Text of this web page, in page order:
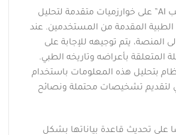
تعتمد منصة “طبيب AI” على خوارزميات متقدمة لتحليل
الطبية المقدمة من المستخدمين. عند
المنصة، يتم توجيهه للإجابة على
المتعلقة بأعراضه وتاريخه الطبي.
بتحليل هذه المعلومات باستخدام
لتقديم تشخيصات محتملة ونصائح
على تحديث قاعدة بياناتها بشكل